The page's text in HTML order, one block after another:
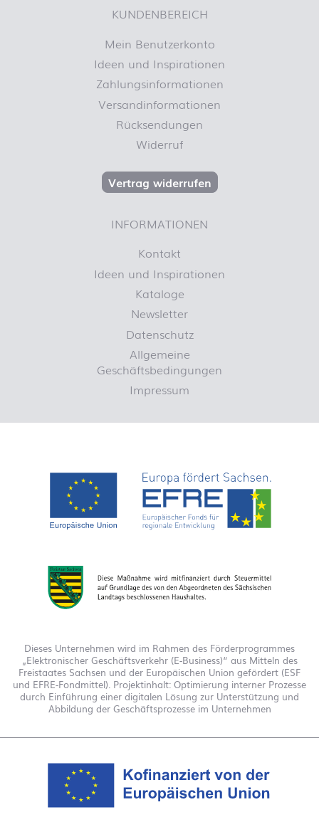
KUNDENBEREICH
Mein Benutzerkonto
Ideen und Inspirationen
Zahlungsinformationen
Versandinformationen
Rücksendungen
Widerruf
Vertrag widerrufen
INFORMATIONEN
Kontakt
Ideen und Inspirationen
Kataloge
Newsletter
Datenschutz
Allgemeine
Geschäftsbedingungen
Impressum
Dieses Unternehmen wird im Rahmen des Förderprogrammes
„Elektronischer Geschäftsverkehr (E-Business)“ aus Mitteln des
Freistaates Sachsen und der Europäischen Union gefördert (ESF
und EFRE-Fondmittel). Projektinhalt: Optimierung interner Prozesse
durch Einführung einer digitalen Lösung zur Unterstützung und
Abbildung der Geschäftsprozesse im Unternehmen